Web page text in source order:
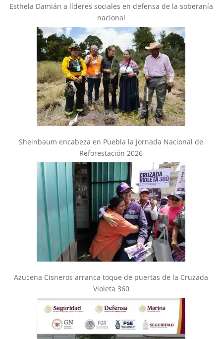
Esthela Damián a líderes sociales en defensa de la soberanía
nacional
Sheinbaum encabeza en Puebla la Jornada Nacional de
Reforestación 2026
Azucena Cisneros arranca toque de puertas de la Cruzada
Violeta 360